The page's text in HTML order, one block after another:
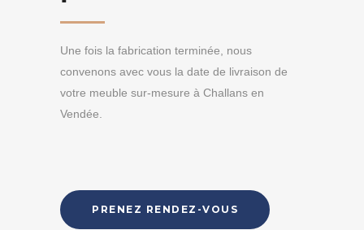
Une fois la fabrication terminée, nous
convenons avec vous la date de livraison de
votre meuble sur-mesure à Challans en
Vendée.
PRENEZ RENDEZ-VOUS